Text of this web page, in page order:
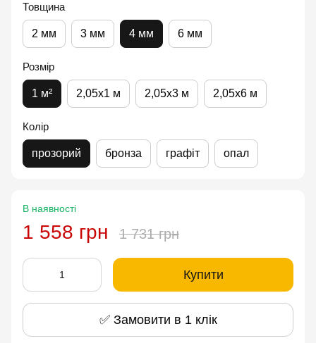
Товщина
2 мм 3 мм 4 мм 6 мм
Розмір
1 м² 2,05x1 м 2,05x3 м 2,05x6 м
Колір
прозорий бронза графіт опал
В наявності
1 558 грн 1 731 грн
Купити
✅ Замовити в 1 клік